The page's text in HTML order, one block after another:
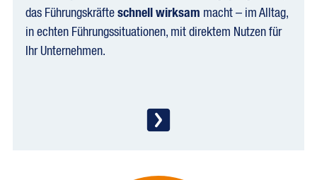
das Führungskräfte schnell wirksam macht – im Alltag,
in echten Führungssituationen, mit direktem Nutzen für
Ihr Unternehmen.